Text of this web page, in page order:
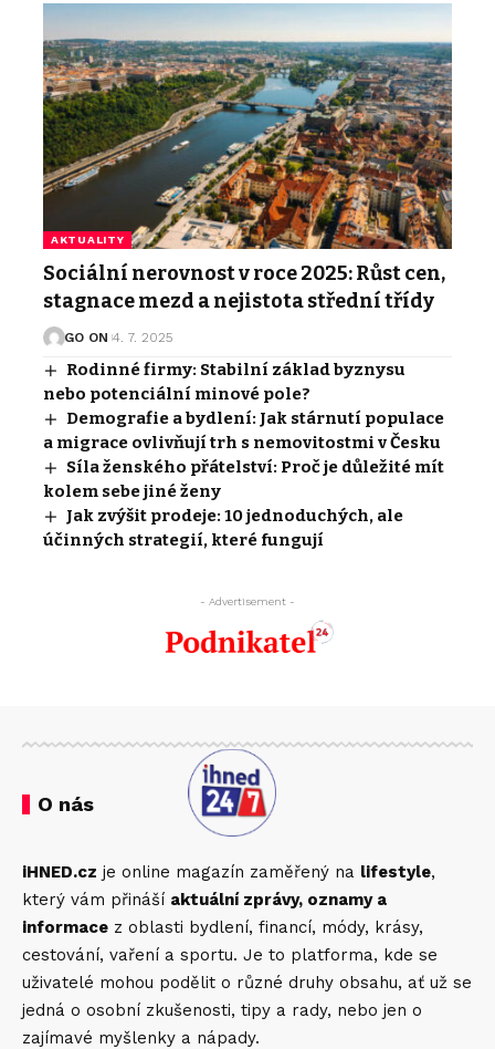
AKTUALITY
Sociální nerovnost v roce 2025: Růst cen,
stagnace mezd a nejistota střední třídy
GO ON 4. 7. 2025
Rodinné firmy: Stabilní základ byznysu
nebo potenciální minové pole?
Demografie a bydlení: Jak stárnutí populace
a migrace ovlivňují trh s nemovitostmi v Česku
Síla ženského přátelství: Proč je důležité mít
kolem sebe jiné ženy
Jak zvýšit prodeje: 10 jednoduchých, ale
účinných strategií, které fungují
- Advertisement -
O nás
iHNED.cz je online magazín zaměřený na lifestyle,
který vám přináší aktuální zprávy, oznamy a
informace z oblasti bydlení, financí, módy, krásy,
cestování, vaření a sportu. Je to platforma, kde se
uživatelé mohou podělit o různé druhy obsahu, ať už se
jedná o osobní zkušenosti, tipy a rady, nebo jen o
zajímavé myšlenky a nápady.